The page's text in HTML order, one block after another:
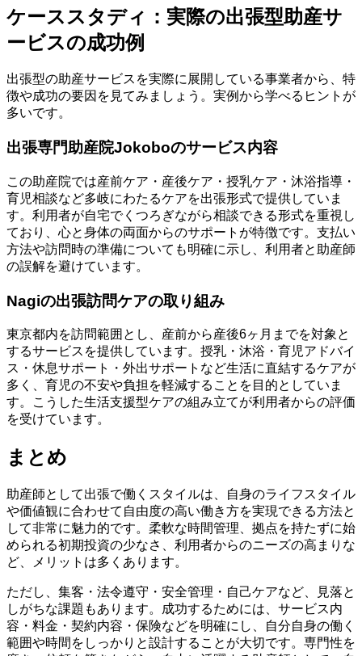
ケーススタディ：実際の出張型助産サ
ービスの成功例
出張型の助産サービスを実際に展開している事業者から、特
徴や成功の要因を見てみましょう。実例から学べるヒントが
多いです。
出張専門助産院Jokoboのサービス内容
この助産院では産前ケア・産後ケア・授乳ケア・沐浴指導・
育児相談など多岐にわたるケアを出張形式で提供していま
す。利用者が自宅でくつろぎながら相談できる形式を重視し
ており、心と身体の両面からのサポートが特徴です。支払い
方法や訪問時の準備についても明確に示し、利用者と助産師
の誤解を避けています。
Nagiの出張訪問ケアの取り組み
東京都内を訪問範囲とし、産前から産後6ヶ月までを対象と
するサービスを提供しています。授乳・沐浴・育児アドバイ
ス・休息サポート・外出サポートなど生活に直結するケアが
多く、育児の不安や負担を軽減することを目的としていま
す。こうした生活支援型ケアの組み立てが利用者からの評価
を受けています。
まとめ
助産師として出張で働くスタイルは、自身のライフスタイル
や価値観に合わせて自由度の高い働き方を実現できる方法と
して非常に魅力的です。柔軟な時間管理、拠点を持たずに始
められる初期投資の少なさ、利用者からのニーズの高まりな
ど、メリットは多くあります。
ただし、集客・法令遵守・安全管理・自己ケアなど、見落と
しがちな課題もあります。成功するためには、サービス内
容・料金・契約内容・保険などを明確にし、自分自身の働く
範囲や時間をしっかりと設計することが大切です。専門性を